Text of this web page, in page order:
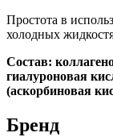
Простота в
холодных
Состав:
гиалуроновая
(аскорбиновая
Бренд